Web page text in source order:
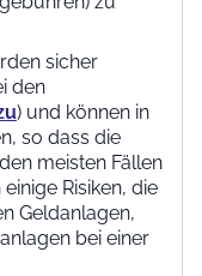
sicher
den
) und können in
so dass die
meisten Fällen
Risiken, die
Geldanlagen,
bei einer